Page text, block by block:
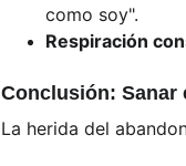
como soy".
Respiración
Conclusión: Sanar
La herida del